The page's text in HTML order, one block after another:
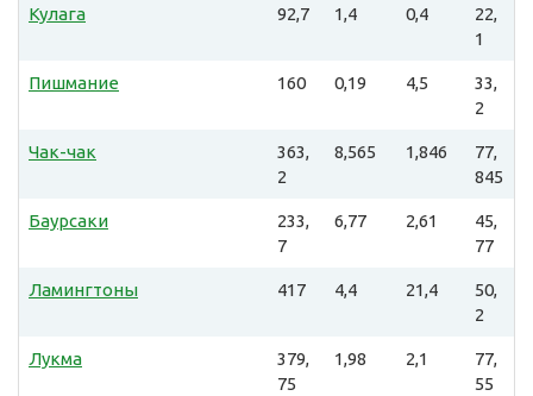
Кулага 92,7 1,4 0,4
22,
1
Пишмание 160 0,19 4,5
33,
2
Чак-чак
363,
2
8,565 1,846
77,
845
Баурсаки
233,
7
6,77 2,61
45,
77
Ламингтоны 417 4,4 21,4
50,
2
Лукма
379,
75
1,98 2,1
77,
55